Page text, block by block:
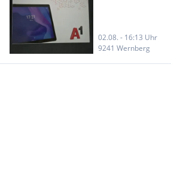
02.08. - 16:13 Uhr
9241 Wernberg